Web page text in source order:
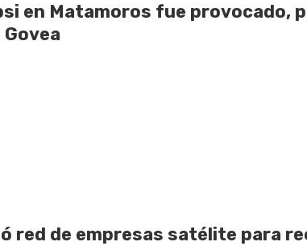
en Matamoros fue provocado,
red de empresas satélite para